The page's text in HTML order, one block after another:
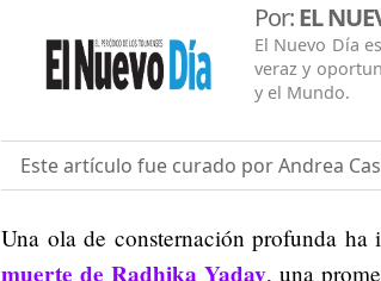
Por:EL
El Nuevo Día
veraz y
y el Mundo.
Este artículo fue curado por Andrea
Una ola de consternación profunda
muerte de Radhika Yadav, una